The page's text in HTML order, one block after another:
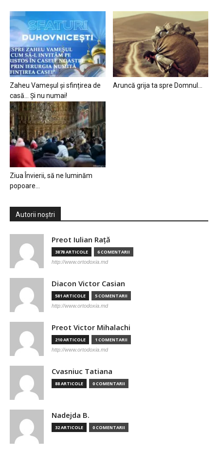
Zaheu Vameșul și sfințirea de
casă… Și nu numai!
Aruncă grija ta spre Domnul…
Ziua Învierii, să ne luminăm
popoare…
Autorii noștri
Preot Iulian Raţă
3878 ARTICOLE 6 COMENTARII
http://www.ortodoxia.md
Diacon Victor Casian
581 ARTICOLE 5 COMENTARII
http://www.ortodoxia.md
Preot Victor Mihalachi
210 ARTICOLE 1 COMENTARII
http://www.ortodoxia.md
Cvasniuc Tatiana
88 ARTICOLE 0 COMENTARII
Nadejda B.
32 ARTICOLE 0 COMENTARII